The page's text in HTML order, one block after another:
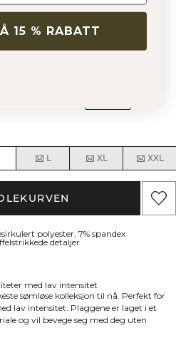
L XL XXL
polyester, 7% spandex
detaljer
med lav intensitet
sømløse kolleksjon til nå. Perfekt for
lav intensitet. Plaggene er laget i et
og vil bevege seg med deg uten
15 % RABATT